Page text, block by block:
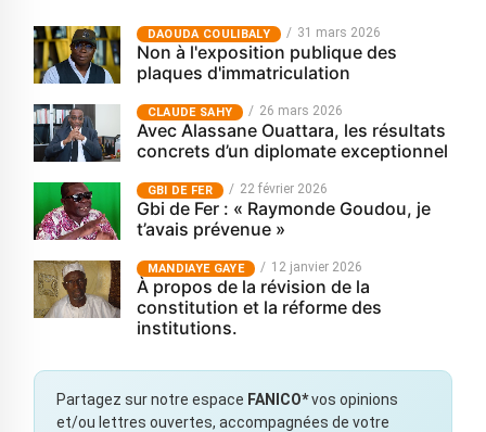
‎DAOUDA COULIBALY 31 mars 2026
Non à l'exposition publique des
plaques d'immatriculation
CLAUDE SAHY 26 mars 2026
Avec Alassane Ouattara, les résultats
concrets d’un diplomate exceptionnel
GBI DE FER 22 février 2026
Gbi de Fer : « Raymonde Goudou, je
t’avais prévenue »
MANDIAYE GAYE 12 janvier 2026
À propos de la révision de la
constitution et la réforme des
institutions.
Partagez sur notre espace FANICO*vos opinions
et/ou lettres ouvertes, accompagnées de votre